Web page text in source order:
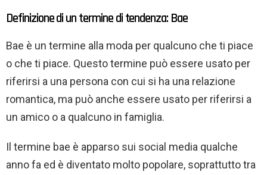
Definizione di un termine di tendenza: Bae
Bae è un termine alla moda per qualcuno che ti piace
o che ti piace. Questo termine può essere usato per
riferirsi a una persona con cui si ha una relazione
romantica, ma può anche essere usato per riferirsi a
un amico o a qualcuno in famiglia.
Il termine bae è apparso sui social media qualche
anno fa ed è diventato molto popolare, soprattutto tra